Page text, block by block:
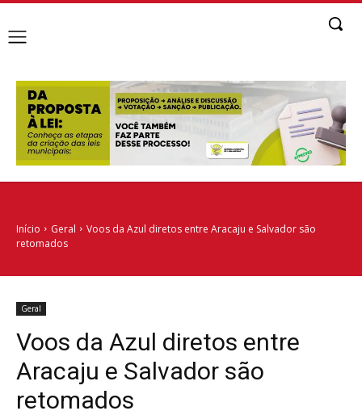
Início Geral
Voos da Azul diretos entre Aracaju e Salvador são
retomados
Geral
Voos da Azul diretos entre
Aracaju e Salvador são
retomados